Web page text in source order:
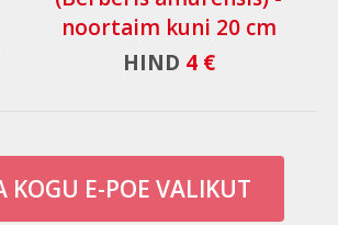
noortaim kuni 20 cm
HIND 4 €
KOGU E-POE VALIKUT